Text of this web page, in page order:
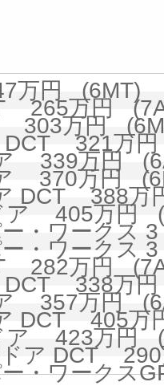
万円 (6MT)
265万円
303万円
DCT 321万
339万円
370万円
DCT 388万
ア 405万円
ー・ワーク
ー・ワーク
282万円
DCT 338万
357万円
DCT 405万
ア 423万円
ドア DCT
ー・ワーク